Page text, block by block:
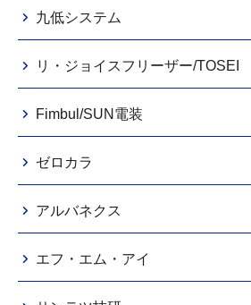
九低システム
リ・ジョイスフリーザー/TOSEI
Fimbul/SUN電装
ゼロカラ
アルバネクス
エフ・エム・アイ